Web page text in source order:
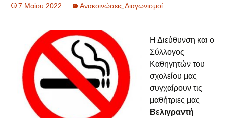
7 Μαΐου 2022 Ανακοινώσεις Διαγωνισμοί
Η Διεύθυνση και ο
Σύλλογος
Καθηγητών του
σχολείου μας
συγχαίρουν τις
μαθήτριες μας
Βελιγραντή